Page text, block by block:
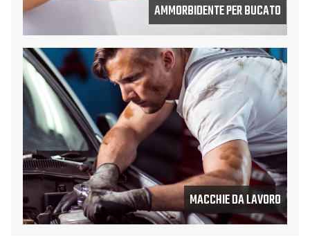
AMMORBIDENTE PER BUCATO
MACCHIE DA LAVORO